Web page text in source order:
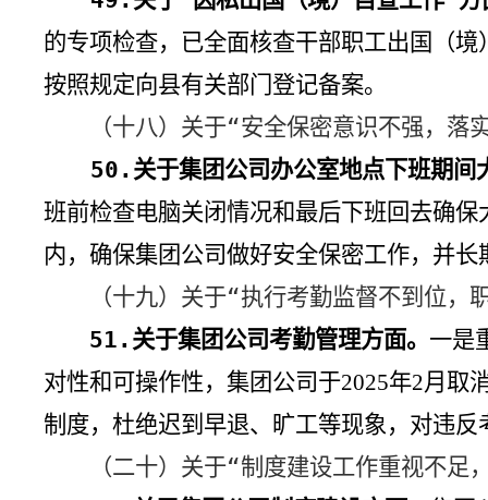
的专项检查，已全面核查干部职工出国（
按照规定向县有关部门登记备案。
（十八）关于“安全保密意识不强，落
50. 关于集团公司办公室地点下班期间
班前检查电脑关闭情况和最后下班回去确
内，确保集团公司做好安全保密工作，并长
（十九）关于“执行考勤监督不到位，
51. 关于集团公司考勤管理方面。 一是
对性和可操作性，集团公司于2025年2月取
制度，杜绝迟到早退、旷工等现象，对违
（二十）关于“制度建设工作重视不足